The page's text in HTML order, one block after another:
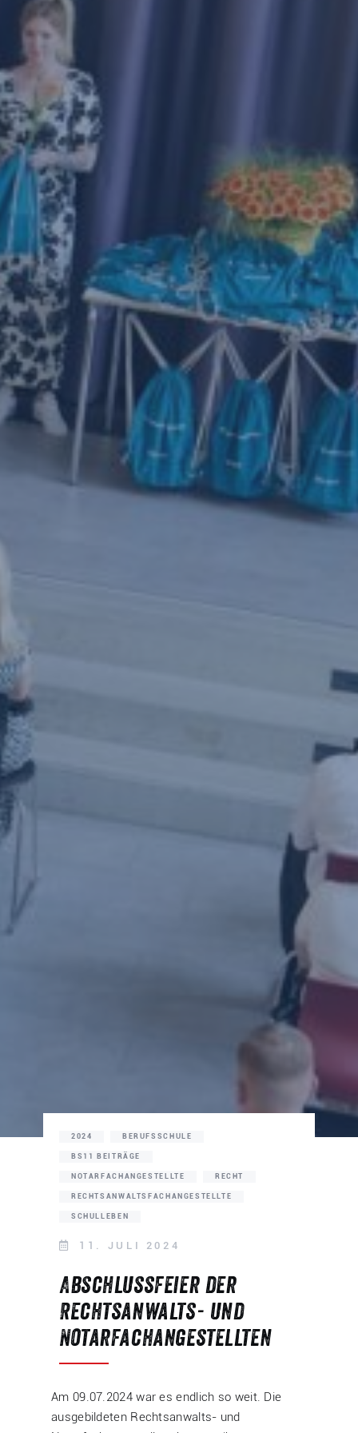
2024 BERUFSSCHULE
BS11 BEITRÄGE
NOTARFACHANGESTELLTE RECHT
RECHTSANWALTSFACHANGESTELLTE
SCHULLEBEN
11. JULI 2024
Abschlussfeier der
Rechtsanwalts- und
Notarfachangestellten
Am 09.07.2024 war es endlich so weit. Die
ausgebildeten Rechtsanwalts- und